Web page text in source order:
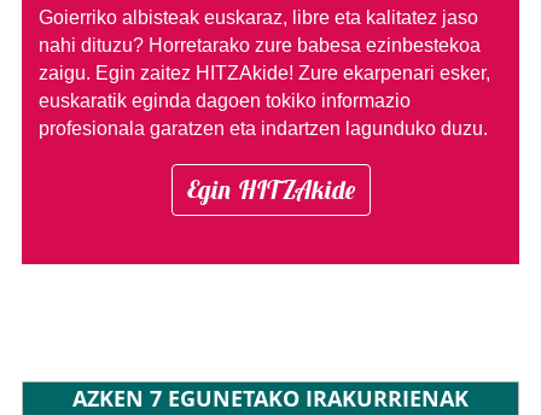
Goierriko albisteak euskaraz, libre eta kalitatez jaso
nahi dituzu? Horretarako zure babesa ezinbestekoa
zaigu. Egin zaitez HITZAkide! Zure ekarpenari esker,
euskaratik eginda dagoen tokiko informazio
profesionala garatzen eta indartzen lagunduko duzu.
Egin HITZAkide
AZKEN 7 EGUNETAKO IRAKURRIENAK